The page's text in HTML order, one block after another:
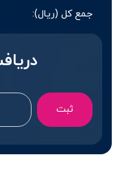
جمع کل (ریال):